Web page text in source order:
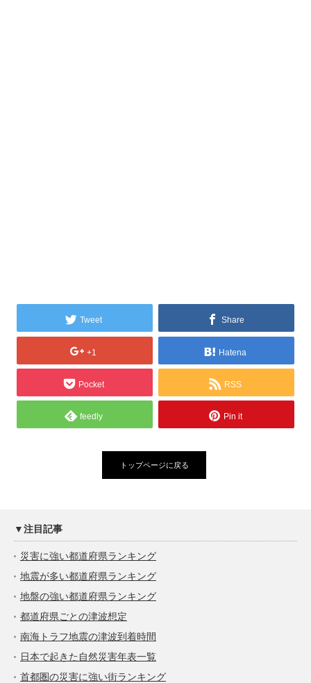
Tweet Share
+1 Hatena
Pocket RSS
feedly Pin it
トップページに戻る
▼注目記事
災害に強い都道府県ランキング
地震が多い都道府県ランキング
地盤の強い都道府県ランキング
都道府県ごとの津波想定
南海トラフ地震の津波到着時間
日本で起きた自然災害年表一覧
首都圏の災害に強い街ランキング